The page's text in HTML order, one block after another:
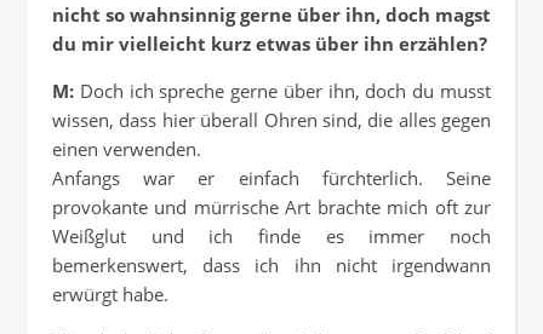
nicht so wahnsinnig gerne über ihn, doch magst
du mir vielleicht kurz etwas über ihn erzählen?
M: Doch ich spreche gerne über ihn, doch du musst
wissen, dass hier überall Ohren sind, die alles gegen
einen verwenden.
Anfangs war er einfach fürchterlich. Seine
provokante und mürrische Art brachte mich oft zur
Weißglut und ich finde es immer noch
bemerkenswert, dass ich ihn nicht irgendwann
erwürgt habe.